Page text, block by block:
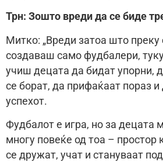
Трн: Зошто вреди да се биде
Митко: „Вреди затоа што преку
создаваш само фудбалери,
учиш децата да бидат упорни,
се борат, да прифаќаат пораз и
успехот.
Фудбалот е игра, но за децата
многу повеќе од тоа – простор
се дружат, учат и стануваат